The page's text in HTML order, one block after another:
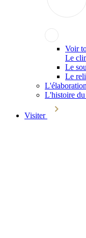
Voir
Le
Le
Le
L'élaboration
L'histoire
Visiter